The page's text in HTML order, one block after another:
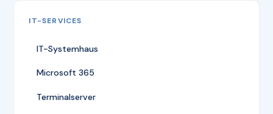
IT-SERVICES
IT-Systemhaus
Microsoft 365
Terminalserver